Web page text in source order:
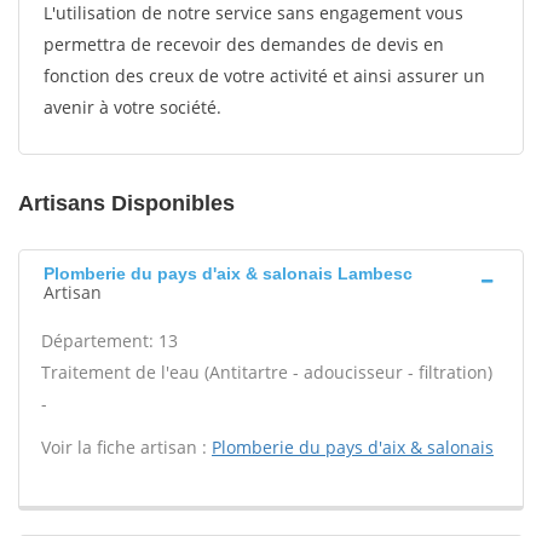
L'utilisation de notre service sans engagement vous
permettra de recevoir des demandes de devis en
fonction des creux de votre activité et ainsi assurer un
avenir à votre société.
Artisans Disponibles
Plomberie du pays d'aix & salonais Lambesc
Artisan
Département: 13
Traitement de l'eau (Antitartre - adoucisseur - filtration)
-
Voir la fiche artisan : Plomberie du pays d'aix & salonais